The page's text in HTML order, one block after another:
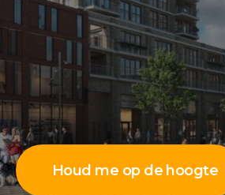
Houd me op de hoogte